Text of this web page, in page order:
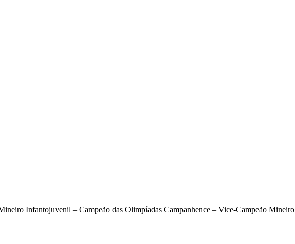
Infantojuvenil – Campeão das Olimpíadas Campanhence – Vice-Campeão Mineiro